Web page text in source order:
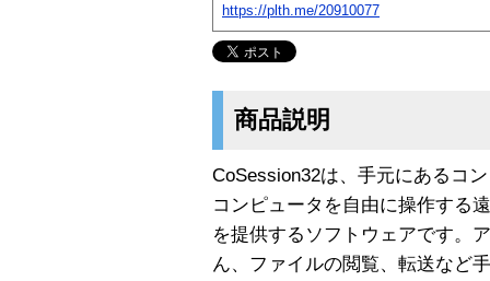
https://plth.me/20910077
商品説明
CoSession32は、手元にあるコ
コンピュータを自由に操作する
を提供するソフトウェアです。
ん、ファイルの閲覧、転送など